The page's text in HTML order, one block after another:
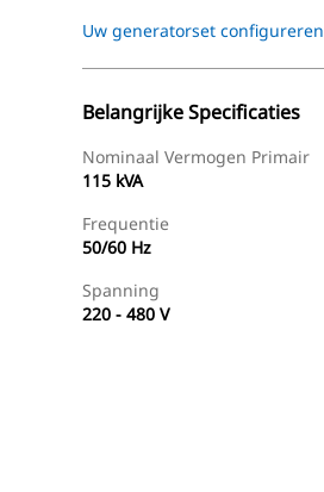
Uw generatorset configureren
Belangrijke Specificaties
Nominaal Vermogen Primair
115 kVA
Frequentie
50/60 Hz
Spanning
220 - 480 V